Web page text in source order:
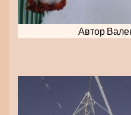
Автор